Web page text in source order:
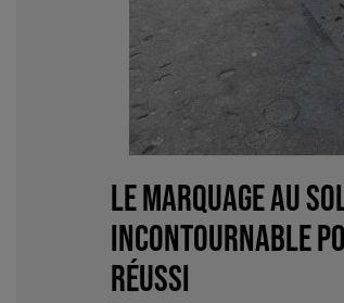
Le marquage au
incontournable
réussi